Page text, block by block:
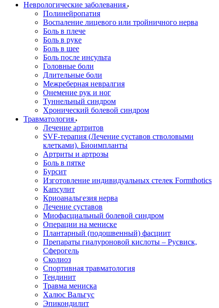
Неврологические заболевания
Полинейропатия
Воспаление лицевого или тройничного нерва
Боль в плече
Боль в руке
Боль в шее
Боль после инсульта
Головные боли
Длительные боли
Межреберная невралгия
Онемение рук и ног
Туннельный синдром
Хронический болевой синдром
Травматология
Лечение артритов
SVF-терапия (Лечение суставов стволовыми
клетками). Биоимпланты
Артриты и артрозы
Боль в пятке
Бурсит
Изготовление индивидуальных стелек Formthotics
Капсулит
Криоанальгезия нерва
Лечение суставов
Миофасциальный болевой синдром
Операции на мениске
Плантарный (подошвенный) фасциит
Препараты гиалуроновой кислоты – Русвиск,
Сферогель
Сколиоз
Спортивная травматология
Тендинит
Травма мениска
Халюс Вальгус
Эпикондилит